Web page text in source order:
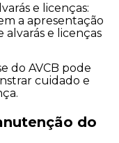
a apresentação
alvarás e licenças
cuidado e
do